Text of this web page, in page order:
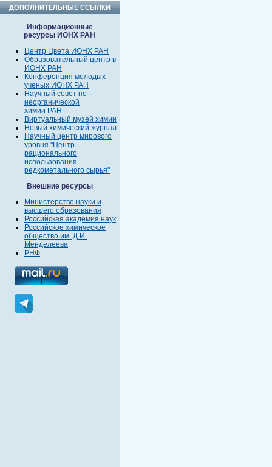
ДОПОЛНИТЕЛЬНЫЕ ССЫЛКИ
Информационные
ресурсы ИОНХ РАН
Центр Цвета ИОНХ РАН
Образовательный центр в
ИОНХ РАН
Конференция молодых
ученых ИОНХ РАН
Научный совет по
неорганической
химии РАН
Виртуальный музей химии
Новый химический журнал
Научный центр мирового
уровня "Центр
рационального
использования
редкометального сырья"
Внешние ресурсы
Министерство науки и
высшего образования
Российская академия наук
Российское химическое
общество им. Д.И.
Менделеева
РНФ